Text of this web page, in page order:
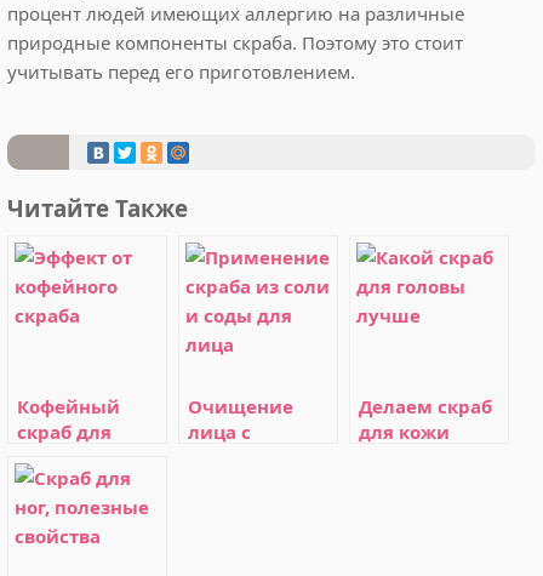
процент людей имеющих аллергию на различные
природные компоненты скраба. Поэтому это стоит
учитывать перед его приготовлением.
Читайте Также
Кофейный
скраб для
лица
Очищение
лица с
Делаем скраб
для кожи